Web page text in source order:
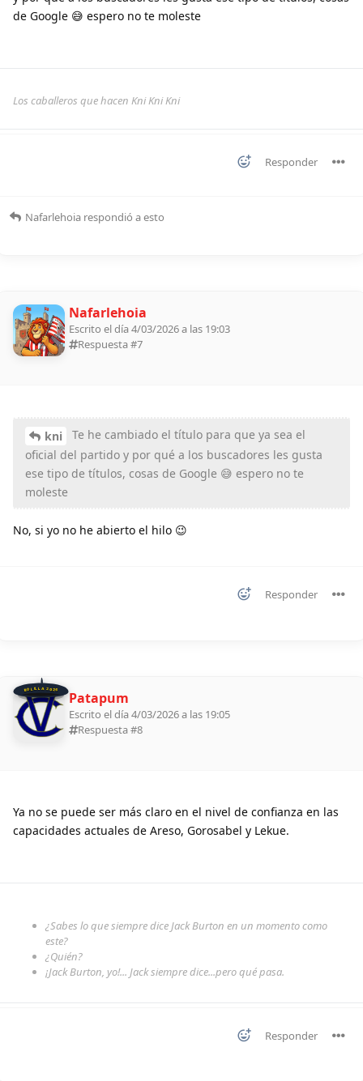
de Google 😅 espero no te moleste
Los caballeros que hacen Kni Kni Kni
Responder
Nafarlehoia respondió a esto
Nafarlehoia
Escrito el día 4/03/2026 a las 19:03
Respuesta #7
kni
Te he cambiado el título para que ya sea el
oficial del partido y por qué a los buscadores les gusta
ese tipo de títulos, cosas de Google 😅 espero no te
moleste
No, si yo no he abierto el hilo 😉
Responder
BOLILLA 2026 Patapum
Escrito el día 4/03/2026 a las 19:05
Respuesta #8
Ya no se puede ser más claro en el nivel de confianza en las
capacidades actuales de Areso, Gorosabel y Lekue.
¿Sabes lo que siempre dice Jack Burton en un momento como
este?
¿Quién?
¡Jack Burton, yo!... Jack siempre dice...pero qué pasa.
Responder